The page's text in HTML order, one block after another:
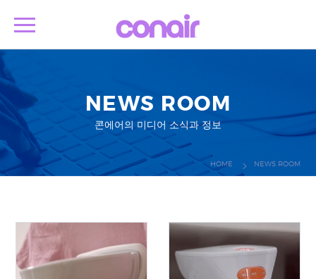
NEWS ROOM
콘에어의 미디어 소식과 정보
HOME NEWS ROOM